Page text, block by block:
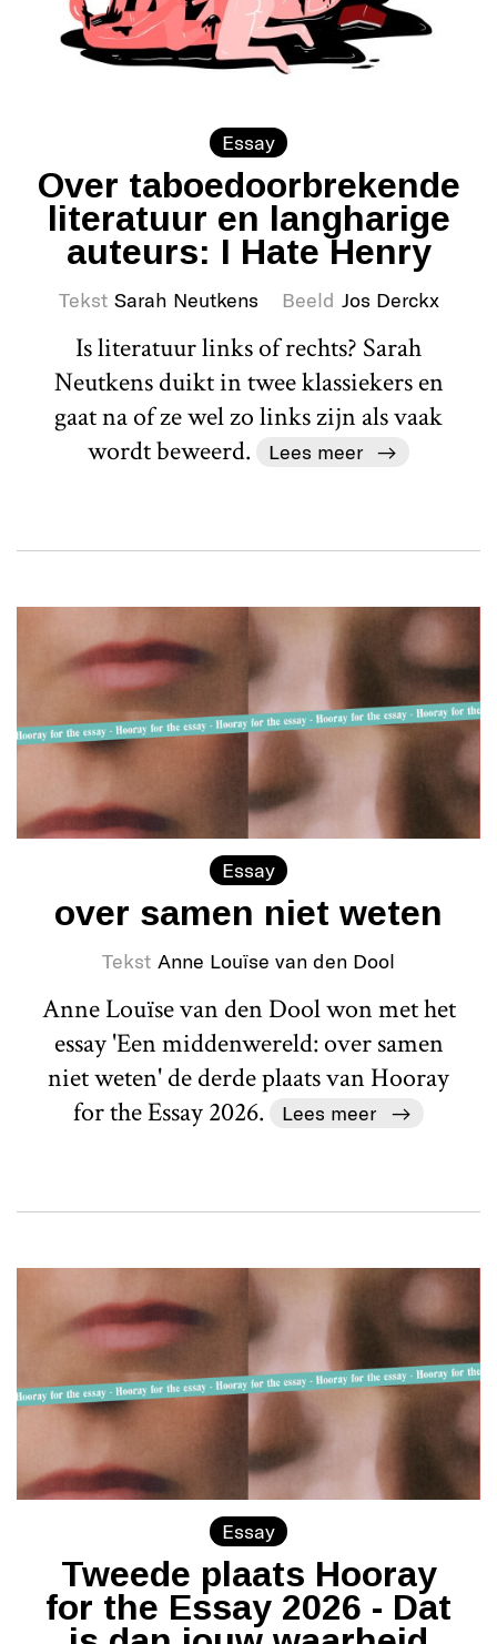
Essay
Over taboedoorbrekende
literatuur en langharige
auteurs: I Hate Henry
Tekst Sarah Neutkens Beeld Jos Derckx
Is literatuur links of rechts? Sarah
Neutkens duikt in twee klassiekers en
gaat na of ze wel zo links zijn als vaak
wordt beweerd.
Lees meer
Essay
over samen niet weten
Tekst Anne Louïse van den Dool
Anne Louïse van den Dool won met het
essay 'Een middenwereld: over samen
niet weten' de derde plaats van Hooray
for the Essay 2026.
Lees meer
Essay
Tweede plaats Hooray
for the Essay 2026 - Dat